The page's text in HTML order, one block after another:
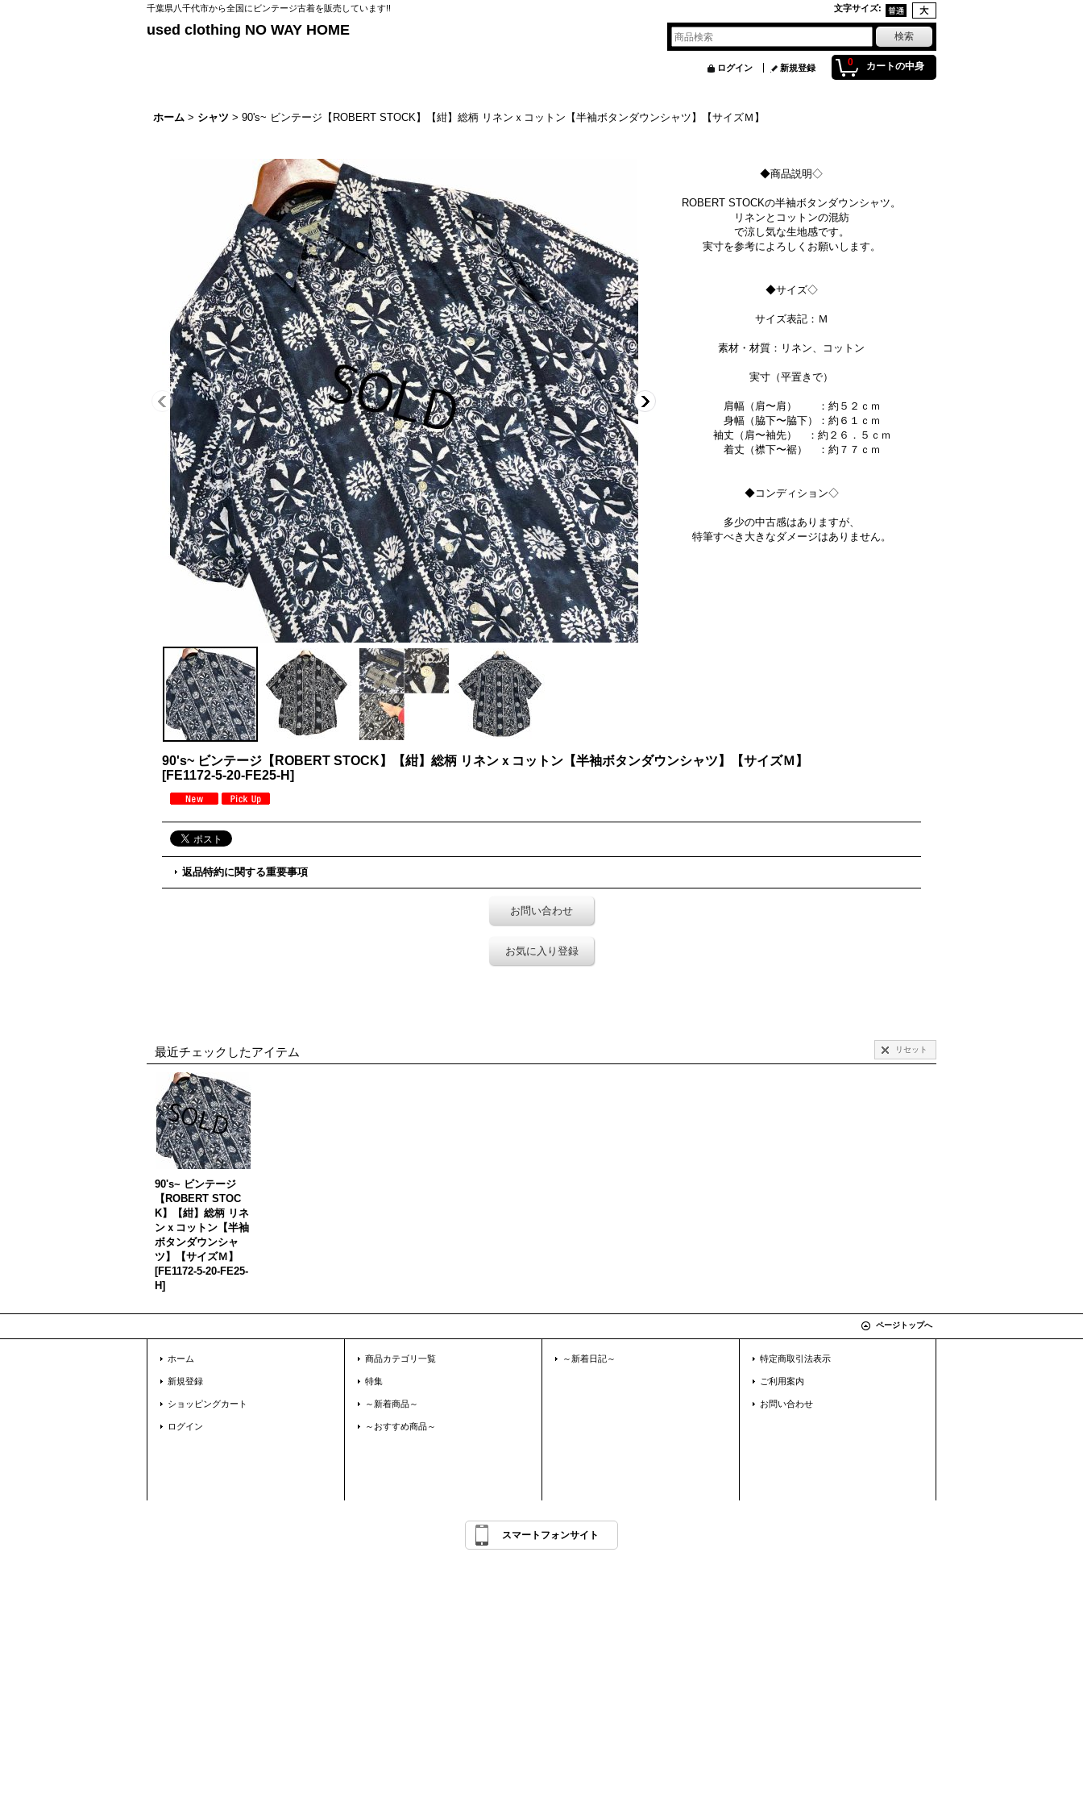
千葉県八千代市から全国にビンテージ古着を販売しています!! 文字サイズ:
used clothing NO WAY HOME
0 カートの中身
ログイン 新規登録
ホーム > シャツ > 90's~ ビンテージ【ROBERT STOCK】【紺】総柄 リネンｘコットン【半袖ボタンダウンシャツ】【サイズＭ】
◆商品説明◇
ROBERT STOCKの半袖ボタンダウンシャツ。
リネンとコットンの混紡
で涼し気な生地感です。
実寸を参考によろしくお願いします。
◆サイズ◇
サイズ表記：Ｍ
素材・材質：リネン、コットン
実寸（平置きで）
肩幅（肩〜肩） ：約５２ｃｍ
身幅（脇下〜脇下）：約６１ｃｍ
袖丈（肩〜袖先） ：約２６．５ｃｍ
着丈（襟下〜裾） ：約７７ｃｍ
◆コンディション◇
多少の中古感はありますが、
特筆すべき大きなダメージはありません。
90's~ ビンテージ【ROBERT STOCK】【紺】総柄 リネンｘコットン【半袖ボタンダウンシャツ】【サイズＭ】
[FE1172-5-20-FE25-H]
返品特約に関する重要事項
お問い合わせ
お気に入り登録
最近チェックしたアイテム リセット
90's~ ビンテージ
【ROBERT STOC
K】【紺】総柄 リネ
ンｘコットン【半袖
ボタンダウンシャ
ツ】【サイズＭ】
[FE1172-5-20-FE25-
H]
ページトップへ
ホーム
新規登録
ショッピングカート
ログイン
商品カテゴリ一覧
特集
～新着商品～
～おすすめ商品～
～新着日記～ 特定商取引法表示
ご利用案内
お問い合わせ
スマートフォンサイト